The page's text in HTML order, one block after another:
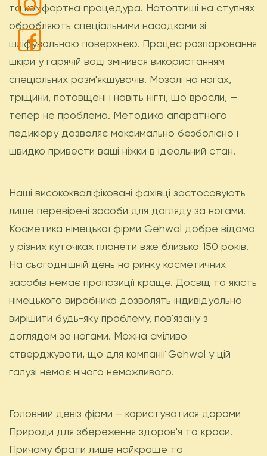
та комфортна процедура. Натоптиші на ступнях
обробляють спеціальними насадками зі
шліфувальною поверхнею. Процес розпарювання
шкіри у гарячій воді змінився використанням
спеціальних розм'якшувачів. Мозолі на ногах,
тріщини, потовщені і навіть нігті, що вросли, —
тепер не проблема. Методика апаратного
педикюру дозволяє максимально безболісно і
швидко привести ваші ніжки в ідеальний стан.
Наші висококваліфіковані фахівці застосовують
лише перевірені засоби для догляду за ногами.
Косметика німецької фірми Gehwol добре відома
у різних куточках планети вже близько 150 років.
На сьогоднішній день на ринку косметичних
засобів немає пропозиції краще. Досвід та якість
німецького виробника дозволять індивідуально
вирішити будь-яку проблему, пов'язану з
доглядом за ногами. Можна сміливо
стверджувати, що для компанії Gehwol у цій
галузі немає нічого неможливого.
Головний девіз фірми – користуватися дарами
Природи для збереження здоров'я та краси.
Причому брати лише найкраще та